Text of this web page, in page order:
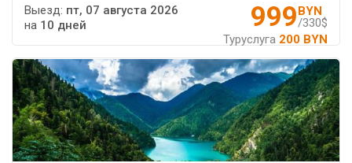
999BYN
/330$
Туруслуга 200 BYN
Выезд: пт, 07 августа 2026
на 10 дней